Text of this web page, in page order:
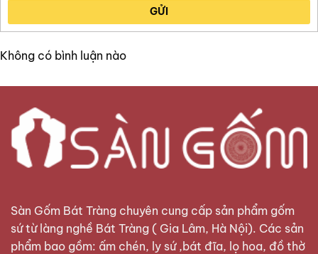
GỬI
Không có bình luận nào
Sàn Gốm Bát Tràng chuyên cung cấp sản phẩm gốm
sứ từ làng nghề Bát Tràng ( Gia Lâm, Hà Nội). Các sản
phẩm bao gồm: ấm chén, ly sứ ,bát đĩa, lọ hoa, đồ thờ